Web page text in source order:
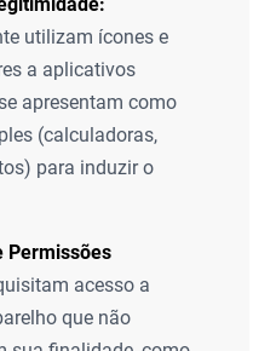
utilizam ícones e
a aplicativos
apresentam como
(calculadoras,
para induzir o
Permissões
acesso a
que não